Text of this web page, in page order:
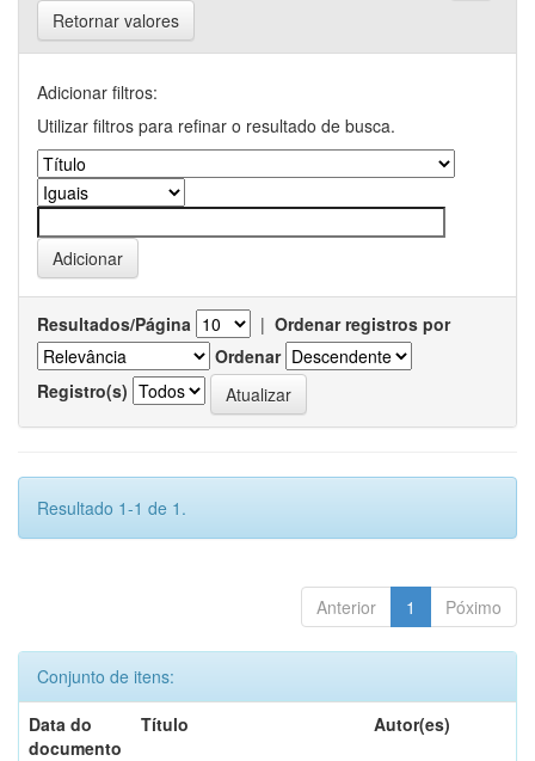
Retornar valores
Adicionar filtros:
Utilizar filtros para refinar o resultado de busca.
Resultados/Página | Ordenar registros por
Ordenar
Registro(s)
Resultado 1-1 de 1.
Anterior 1 Póximo
Conjunto de itens:
Data do
documento
Título Autor(es)